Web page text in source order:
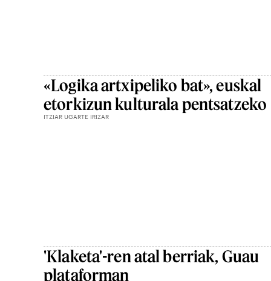
«Logika artxipeliko bat», euskal
etorkizun kulturala pentsatzeko
ITZIAR UGARTE IRIZAR
'Klaketa'-ren atal berriak, Guau
plataforman